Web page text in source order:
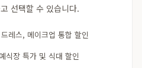
선택할 수 있습니다.
레스, 메이크업 통합 할인
식장 특가 및 식대 할인